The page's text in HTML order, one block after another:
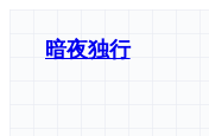
暗夜独行